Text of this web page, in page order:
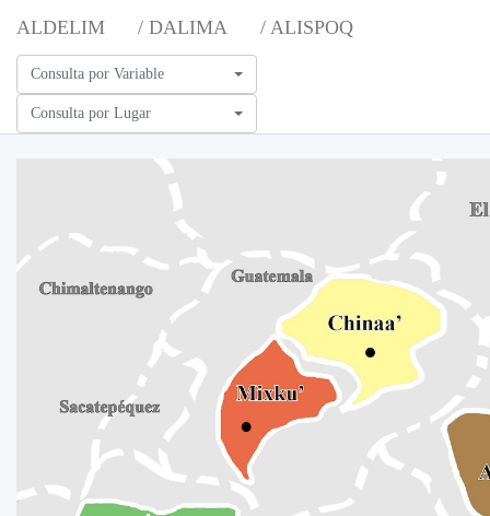
ALDELIM / DALIMA / ALISPOQ
Consulta por Variable
Consulta por Lugar